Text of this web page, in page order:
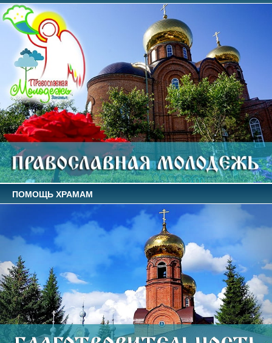
ПОМОЩЬ ХРАМАМ